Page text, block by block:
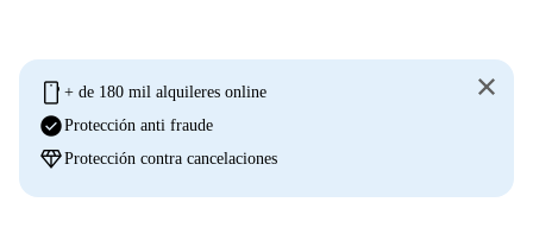
mobile + de 180 mil alquileres online
check_circleProtección anti fraude
diamondProtección contra cancelaciones